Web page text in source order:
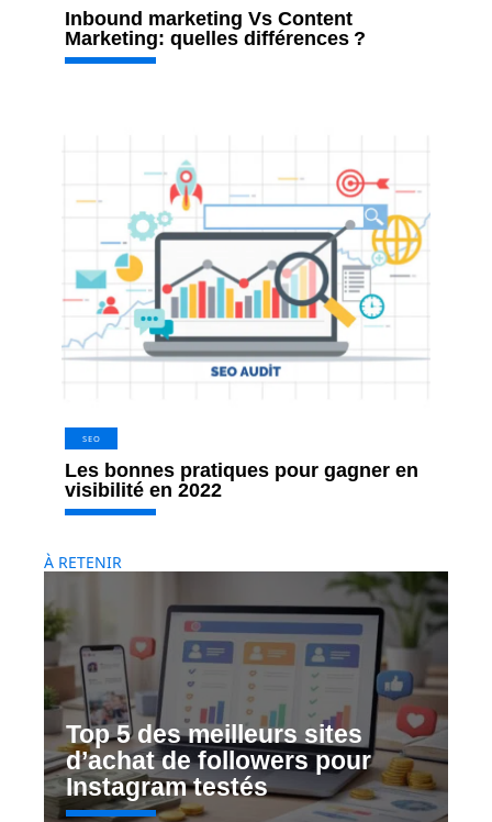
Inbound marketing Vs Content
Marketing: quelles différences ?
SEO
Les bonnes pratiques pour gagner en
visibilité en 2022
À RETENIR
Top 5 des meilleurs sites
d’achat de followers pour
Instagram testés